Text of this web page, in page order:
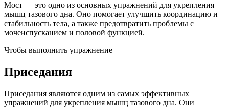
Мост — это одно из основных упражнений для укрепления
мышц тазового дна. Оно помогает улучшить координацию и
стабильность тела, а также предотвратить проблемы с
мочеиспусканием и половой функцией.
Чтобы выполнить упражнение
Приседания
Приседания являются одним из самых эффективных
упражнений для укрепления мышц тазового дна. Они